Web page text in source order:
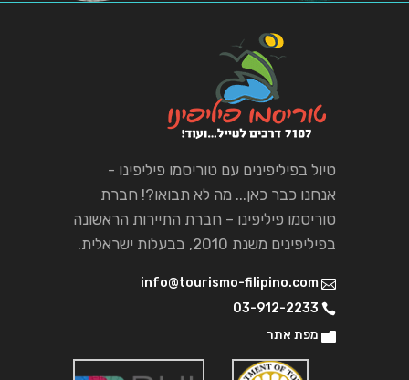
טיול בפיליפינים עם טוריסמו פיליפינו -
אנחנו כבר כאן... מה לא תבואו?! חברת
טוריסמו פיליפינו – חברת התיירות הראשונה
בפיליפינים משנת 2010, בבעלות ישראלית.
info@tourismo-filipino.com
03-912-2233
מפת אתר